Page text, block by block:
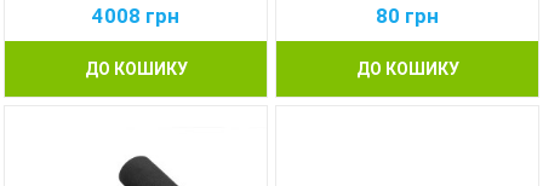
4008 грн
ДО КОШИКУ
80 грн
ДО КОШИКУ